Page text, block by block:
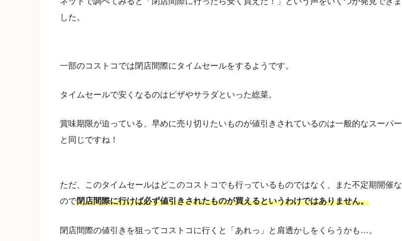
した。
一部のコストコでは閉店間際にタイムセールをするようです。
タイムセールで安くなるのはピザやサラダといった総菜。
賞味期限が迫っている、早めに売り切りたいものが値引きされているのは一般的なスーパー
と同じですね！
ただ、このタイムセールはどこのコストコでも行っているものではなく、また不定期開催な
ので閉店間際に行けば必ず値引きされたものが買えるというわけではありません。
閉店間際の値引きを狙ってコストコに行くと「あれっ」と肩透かしをくらうかも…。